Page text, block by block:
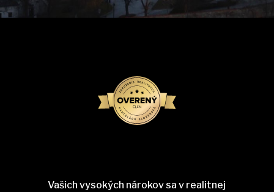
Vašich vysokých nárokov sa v realitnej